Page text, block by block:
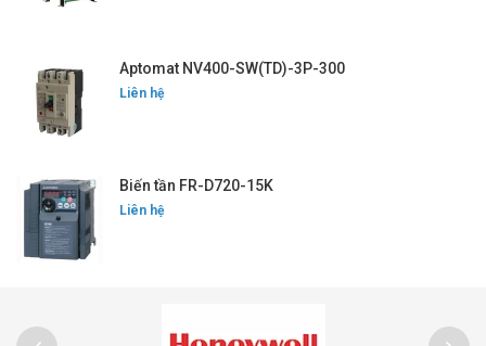
Aptomat NV400-SW(TD)-3P-300
Liên hệ
Biến tần FR-D720-15K
Liên hệ